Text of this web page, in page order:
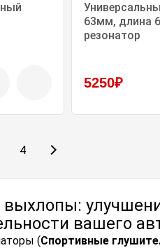
63мм, длина
резонатор
5250₽
4
вашего
(Спортивные